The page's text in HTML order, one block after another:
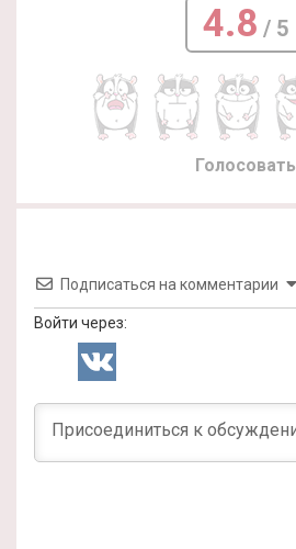
4.8 / 5
Голосовать
Подписаться на комментарии
Войти через: